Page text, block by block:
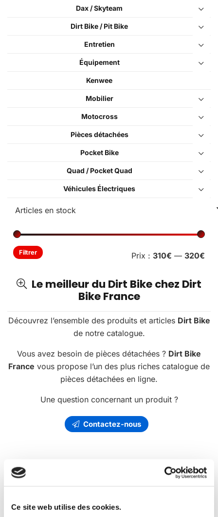
Ce site web utilise des cookies.
Dax / Skyteam
Dirt Bike / Pit Bike
Entretien
Équipement
Kenwee
Mobilier
Motocross
Pièces détachées
Pocket Bike
Quad / Pocket Quad
Véhicules Électriques
Filtrer Prix : 310€ — 320€
Le meilleur du Dirt Bike chez Dirt
Bike France
Découvrez l’ensemble des produits et articles Dirt Bike
de notre catalogue.
Vous avez besoin de pièces détachées ? Dirt Bike
France vous propose l’un des plus riches catalogue de
pièces détachées en ligne.
Une question concernant un produit ?
Contactez-nous
Les Dirt Bike France